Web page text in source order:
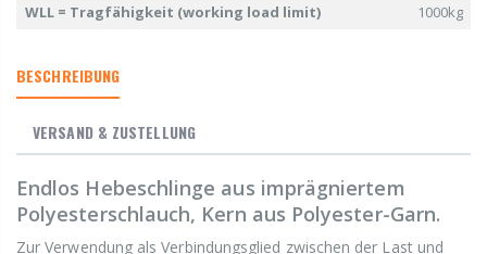
WLL = Tragfähigkeit (working load limit)
1000kg
BESCHREIBUNG
VERSAND & ZUSTELLUNG
Endlos Hebeschlinge aus imprägniertem
Polyesterschlauch, Kern aus Polyester-Garn.
Zur Verwendung als Verbindungsglied zwischen der Last und